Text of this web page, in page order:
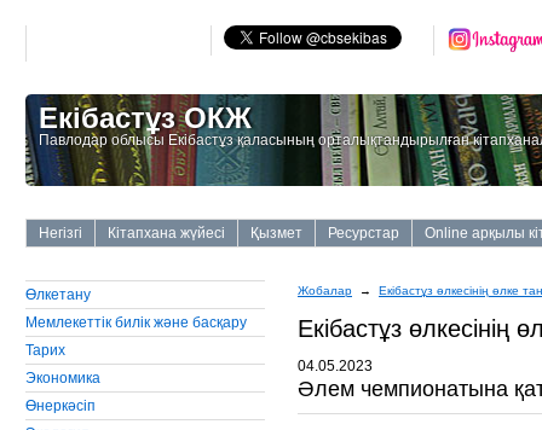
Екібастұз ОКЖ
Павлодар облысы Екібастұз қаласының орталықтандырылған
Негізгі Кітапхана жүйесі Қызмет Ресурстар Online арқылы
Өлкетану
Мемлекеттiк билiк және басқару
Тарих
Экономика
Өнеркәсiп
Жобалар → Екiбастұз өлкесiнiң өлке
Екiбастұз өлкесiнiң
04.05.2023
Әлем чемпионатына